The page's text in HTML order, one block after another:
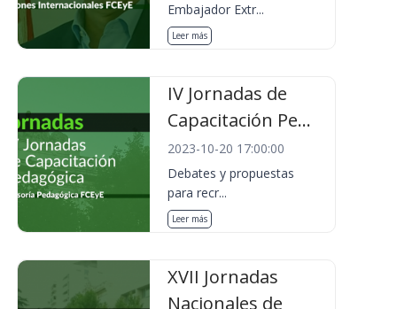
Embajador Extr...
Leer más
IV Jornadas de
Capacitación Pe...
2023-10-20 17:00:00
Debates y propuestas
para recr...
Leer más
XVII Jornadas
Nacionales de